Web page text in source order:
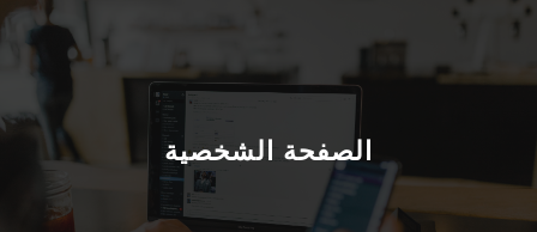
الصفحة الشخصية